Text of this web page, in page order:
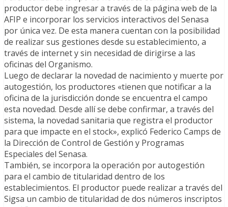
productor debe ingresar a través de la página web de la
AFIP e incorporar los servicios interactivos del Senasa
por única vez. De esta manera cuentan con la posibilidad
de realizar sus gestiones desde su establecimiento, a
través de internet y sin necesidad de dirigirse a las
oficinas del Organismo.
Luego de declarar la novedad de nacimiento y muerte por
autogestión, los productores «tienen que notificar a la
oficina de la jurisdicción donde se encuentra el campo
esta novedad. Desde allí se debe confirmar, a través del
sistema, la novedad sanitaria que registra el productor
para que impacte en el stock», explicó Federico Camps de
la Dirección de Control de Gestión y Programas
Especiales del Senasa.
También, se incorpora la operación por autogestión
para el cambio de titularidad dentro de los
establecimientos. El productor puede realizar a través del
Sigsa un cambio de titularidad de dos números inscriptos